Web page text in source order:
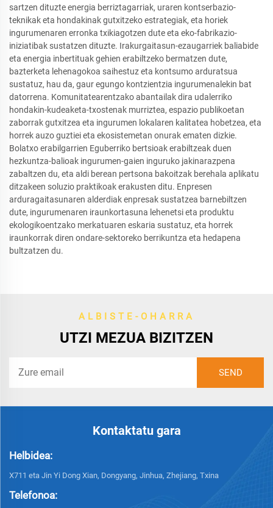
sartzen dituzte energia berriztagarriak, uraren kontserbazio-
teknikak eta hondakinak gutxitzeko estrategiak, eta horiek
ingurumenaren erronka txikiagotzen dute eta eko-fabrikazio-
iniziatibak sustatzen dituzte. Irakurgaitasun-ezaugarriek baliabide
eta energia inbertituak gehien erabiltzeko bermatzen dute,
bazterketa lehenagokoa saihestuz eta kontsumo arduratsua
sustatuz, hau da, gaur egungo kontzientzia ingurumenalekin bat
datorrena. Komunitatearentzako abantailak dira udalerriko
hondakin-kudeaketa-txostenak murriztea, espazio publikoetan
zaborrak gutxitzea eta ingurumen lokalaren kalitatea hobetzea, eta
horrek auzo guztiei eta ekosistemetan onurak ematen dizkie.
Bolatxo erabilgarrien Eguberriko bertsioak erabiltzeak duen
hezkuntza-balioak ingurumen-gaien inguruko jakinarazpena
zabaltzen du, eta aldi berean pertsona bakoitzak berehala aplikatu
ditzakeen soluzio praktikoak erakusten ditu. Enpresen
arduragaitasunaren alderdiak enpresak sustatzea barnebiltzen
dute, ingurumenaren iraunkortasuna lehenetsi eta produktu
ekologikoentzako merkatuaren eskaria sustatuz, eta horrek
iraunkorrak diren ondare-sektoreko berrikuntza eta hedapena
bultzatzen du.
ALBISTE-OHARRA
UTZI MEZUA BIZITZEN
Kontaktatu gara
Helbidea:
X711 eta Jin Yi Dong Xian, Dongyang, Jinhua, Zhejiang, Txina
Telefonoa: